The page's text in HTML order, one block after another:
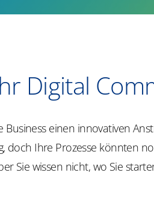
Digital
einen innovativen
doch Ihre Prozesse könnten
Sie wissen nicht, wo Sie